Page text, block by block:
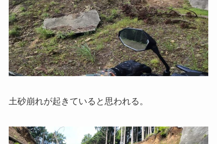
土砂崩れが起きていると思われる。